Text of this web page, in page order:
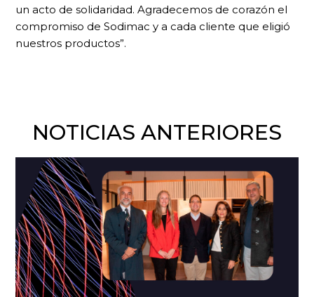
un acto de solidaridad. Agradecemos de corazón el
compromiso de Sodimac y a cada cliente que eligió
nuestros productos”.
NOTICIAS ANTERIORES